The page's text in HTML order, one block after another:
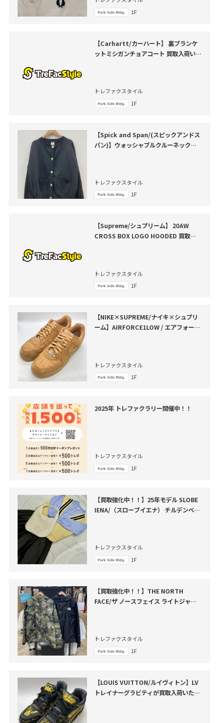
1F
【Carhartt/カーハート】 裏ブランケ
ットミシガンチョアコート 買取入荷いた
トレファクスタイル
1F
【Spick and Span/(スピックアンドス
パン)】ウォッシャブルクルーネックカ
トレファクスタイル
1F
【Supreme/シュプリーム】 20AW
CROSS BOX LOGO HOODED 買取入
トレファクスタイル
1F
【NIKE×SUPREME/ナイキ×シュプリ
ーム】AIRFORCE1LOW / エアフォース
トレファクスタイル
1F
2025年 トレファクラリー開催中！！
トレファクスタイル
1F
【買取強化中！！】25年モデル SLOBE
IENA/（スローブイエナ） チルデンベス
トレファクスタイル
1F
【買取強化中！！】THE NORTH
FACE/ザ ノースフェイス ライトジャケ
トレファクスタイル
1F
【LOUIS VUITTON/ルイヴィトン】LV
トレイナーグラビティが買取入荷いたし